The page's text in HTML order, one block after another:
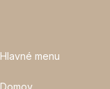
Hlavné menu
Domov